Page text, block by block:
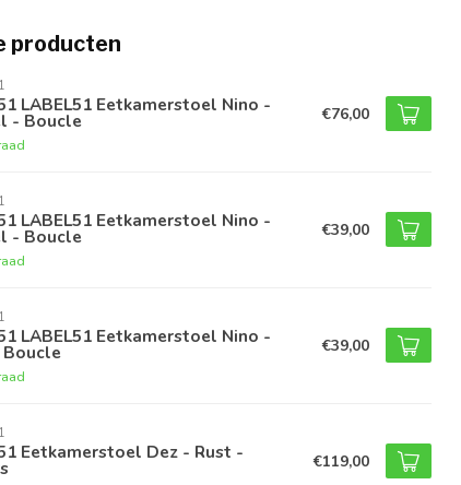
producten
LABEL51 Eetkamerstoel Nino -
- Boucle €76,00
LABEL51 Eetkamerstoel Nino -
- Boucle €39,00
LABEL51 Eetkamerstoel Nino - €39,00
Eetkamerstoel Dez - Rust - €119,00